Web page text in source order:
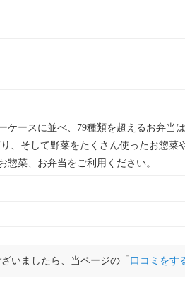
ースに並べ、79種類を超えるお弁当
、そして野菜をたくさん使ったお惣菜
菜、お弁当をご利用ください。
いましたら、当ページの「 口コミをす